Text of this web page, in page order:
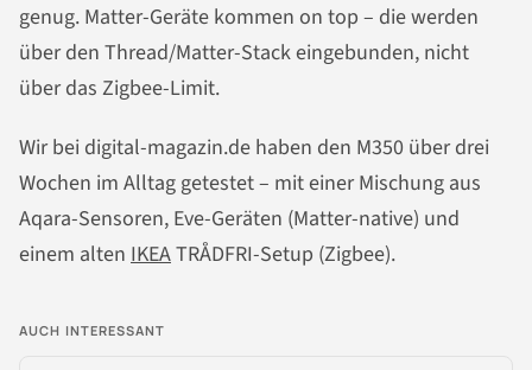
genug. Matter-Geräte kommen on top – die werden
über den Thread/Matter-Stack eingebunden, nicht
über das Zigbee-Limit.
Wir bei digital-magazin.de haben den M350 über drei
Wochen im Alltag getestet – mit einer Mischung aus
Aqara-Sensoren, Eve-Geräten (Matter-native) und
einem alten IKEATRÅDFRI-Setup (Zigbee).
AUCH INTERESSANT